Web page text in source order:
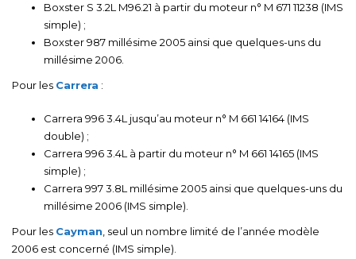
Boxster S 3.2L M96.21 à partir du moteur n° M 671 11238 (IMS
simple) ;
Boxster 987 millésime 2005 ainsi que quelques-uns du
millésime 2006.
Pour les Carrera :
Carrera 996 3.4L jusqu’au moteur n° M 661 14164 (IMS
double) ;
Carrera 996 3.4L à partir du moteur n° M 661 14165 (IMS
simple) ;
Carrera 997 3.8L millésime 2005 ainsi que quelques-uns du
millésime 2006 (IMS simple).
Pour les Cayman , seul un nombre limité de l’année modèle
2006 est concerné (IMS simple).